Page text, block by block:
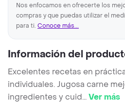
Nos enfocamos en ofrecerte los
compras y que puedas utilizar el
para ti. Conoce más...
Información del
Excelentes recetas en
individuales. Jugosa carne
ingredientes y cuid...Ver más